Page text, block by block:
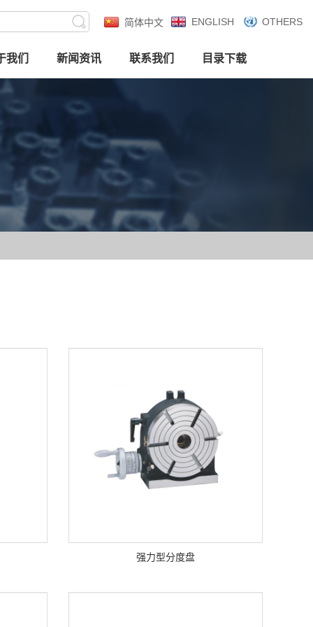
简体中文 ENGLISH OTHERS
我们 新闻资讯 联系我们 目录下载
强力型分度盘